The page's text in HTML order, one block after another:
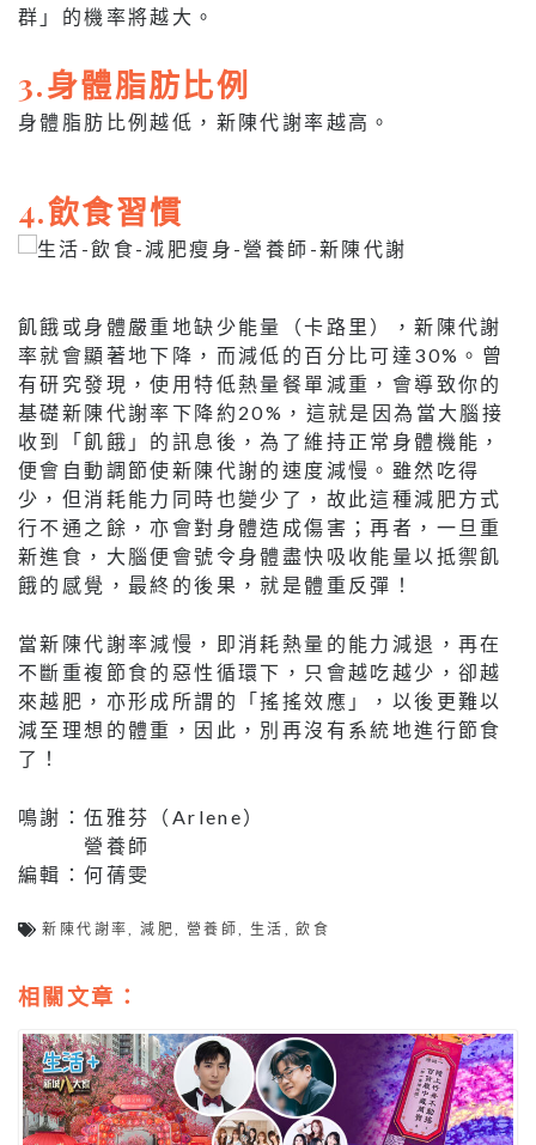
群」的機率將越大。
3.身體脂肪比例
身體脂肪比例越低，新陳代謝率越高。
4.飲食習慣
飢餓或身體嚴重地缺少能量（卡路里），新陳代謝
率就會顯著地下降，而減低的百分比可達30%。曾
有研究發現，使用特低熱量餐單減重，會導致你的
基礎新陳代謝率下降約20%，這就是因為當大腦接
收到「飢餓」的訊息後，為了維持正常身體機能，
便會自動調節使新陳代謝的速度減慢。雖然吃得
少，但消耗能力同時也變少了，故此這種減肥方式
行不通之餘，亦會對身體造成傷害；再者，一旦重
新進食，大腦便會號令身體盡快吸收能量以抵禦飢
餓的感覺，最終的後果，就是體重反彈！
當新陳代謝率減慢，即消耗熱量的能力減退，再在
不斷重複節食的惡性循環下，只會越吃越少，卻越
來越肥，亦形成所謂的「搖搖效應」，以後更難以
減至理想的體重，因此，別再沒有系統地進行節食
了！
鳴謝：伍雅芬（Arlene）
營養師
編輯：何蒨雯
新陳代謝率 ,減肥 營養師 生活 ,飲食
相關文章：